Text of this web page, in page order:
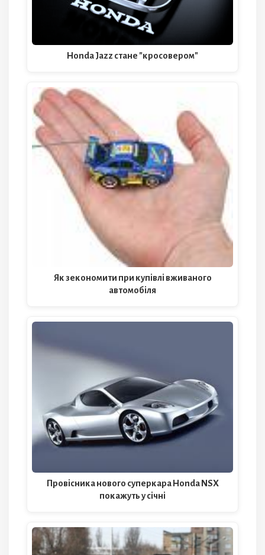
Honda Jazz стане "кросовером"
Як зекономити при купівлі вживаного
автомобіля
Провісника нового суперкара Honda NSX
покажуть у січні